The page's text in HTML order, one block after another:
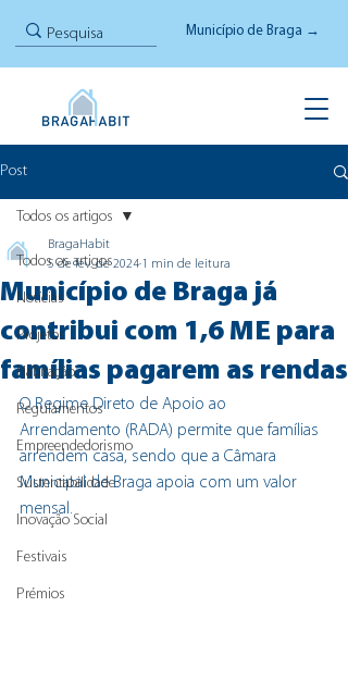
Município de Braga →
Post
Todos os artigos
Notícias
Projetos
Habitação
Regulamentos
Empreendedorismo
Sustentabilidade
Inovação Social
Festivais
Prémios
Todos os artigos
Município de Braga já
contribui com 1,6 ME para
famílias pagarem as rendas
BragaHabit
5 de fev. de 2024 1 min de leitura
O Regime Direto de Apoio ao
Arrendamento (RADA) permite que famílias
arrendem casa, sendo que a Câmara
Municipal de Braga apoia com um valor
mensal.